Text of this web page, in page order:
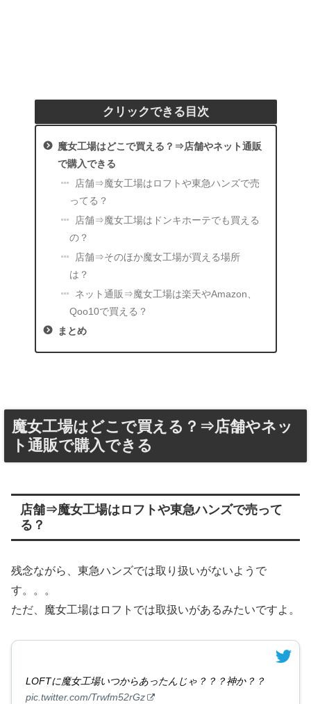
クリックできる目次
魔女工場はどこで買える？⇒店舗やネット通販
で購入できる
店舗⇒魔女工場はロフトや東急ハンズで売
ってる？
店舗⇒魔女工場はドンキホーテでも買える
の？
店舗⇒そのほか魔女工場が買える場所
は？
ネット通販⇒魔女工場は楽天やAmazon、
Qoo10で買える？
まとめ
魔女工場はどこで買える？⇒店舗やネッ
ト通販で購入できる
店舗⇒魔女工場はロフトや東急ハンズで売って
る？
残念ながら、東急ハンズでは取り扱いがないようで
す。。。
ただ、魔女工場はロフトでは取扱いがあるみたいですよ。
LOFTに魔女工場いつからあったんじゃ？？？神か？？
pic.twitter.com/Trwfm52rGz